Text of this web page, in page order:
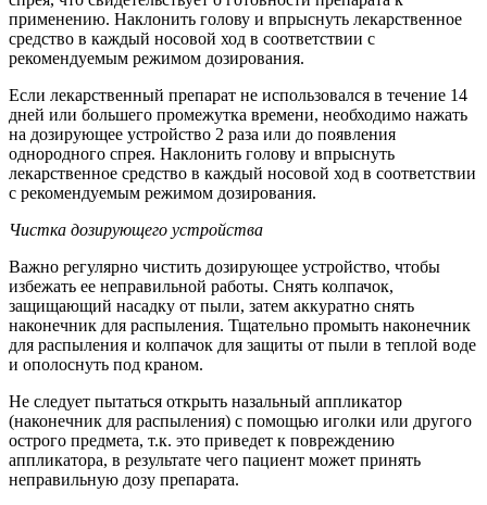
применению. Наклонить голову и впрыснуть лекарственное
средство в каждый носовой ход в соответствии с
рекомендуемым режимом дозирования.
Если лекарственный препарат не использовался в течение 14
дней или большего промежутка времени, необходимо нажать
на дозирующее устройство 2 раза или до появления
однородного спрея. Наклонить голову и впрыснуть
лекарственное средство в каждый носовой ход в соответствии
с рекомендуемым режимом дозирования.
Чистка дозирующего устройства
Важно регулярно чистить дозирующее устройство, чтобы
избежать ее неправильной работы. Снять колпачок,
защищающий насадку от пыли, затем аккуратно снять
наконечник для распыления. Тщательно промыть наконечник
для распыления и колпачок для защиты от пыли в теплой воде
и ополоснуть под краном.
Не следует пытаться открыть назальный аппликатор
(наконечник для распыления) с помощью иголки или другого
острого предмета, т.к. это приведет к повреждению
аппликатора, в результате чего пациент может принять
неправильную дозу препарата.